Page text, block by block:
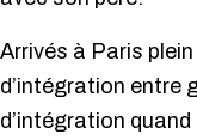
Arrivés à Paris
d’intégration entre
d’intégration